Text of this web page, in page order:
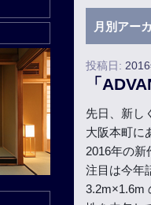
月別アー
投稿日:
「
先日、新し
大阪本町に
2016年の
注目は今年
3.2m×1.6m